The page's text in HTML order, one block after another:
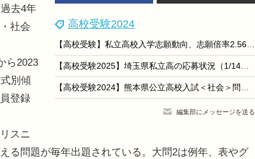
高校受験2024
【高校受験】私立高校入学志願動向、志願倍率2.56倍に低下
【高校受験2025】埼玉県私立高の応募状況（1/14時点）慶應志木5.01倍、早大本庄7.98倍など
【高校受験2024】熊本県公立高校入試＜社会＞問題・正答
編集部にメッセージを送る
去4年
社会
ら2023
別傾
登録
スニ
る問題が毎年出題されている。大問2は例年、表やグ